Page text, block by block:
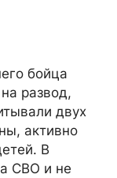
бойца
развод,
двух
активно
В
СВО и не